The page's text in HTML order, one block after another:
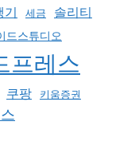
기 세금
솔리티
드스튜디오
프레스
쿠팡 키움증권